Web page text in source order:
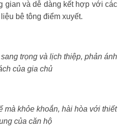
gian và dễ dàng kết hợp với các
bê tông điểm xuyết.
trọng và lịch thiệp, phản ánh
của gia chủ
mà khỏe khoắn, hài hòa với thiết
của căn hộ